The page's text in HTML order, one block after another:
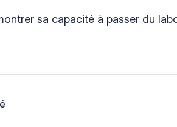
sa capacité à passer du